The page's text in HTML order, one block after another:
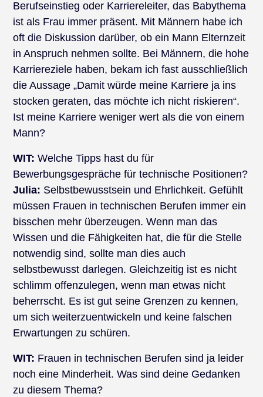
Berufseinstieg oder Karriereleiter, das Babythema
ist als Frau immer präsent. Mit Männern habe ich
oft die Diskussion darüber, ob ein Mann Elternzeit
in Anspruch nehmen sollte. Bei Männern, die hohe
Karriereziele haben, bekam ich fast ausschließlich
die Aussage „Damit würde meine Karriere ja ins
stocken geraten, das möchte ich nicht riskieren“.
Ist meine Karriere weniger wert als die von einem
Mann?
WIT: Welche Tipps hast du für
Bewerbungsgespräche für technische Positionen?
Julia: Selbstbewusstsein und Ehrlichkeit. Gefühlt
müssen Frauen in technischen Berufen immer ein
bisschen mehr überzeugen. Wenn man das
Wissen und die Fähigkeiten hat, die für die Stelle
notwendig sind, sollte man dies auch
selbstbewusst darlegen. Gleichzeitig ist es nicht
schlimm offenzulegen, wenn man etwas nicht
beherrscht. Es ist gut seine Grenzen zu kennen,
um sich weiterzuentwickeln und keine falschen
Erwartungen zu schüren.
WIT: Frauen in technischen Berufen sind ja leider
noch eine Minderheit. Was sind deine Gedanken
zu diesem Thema?